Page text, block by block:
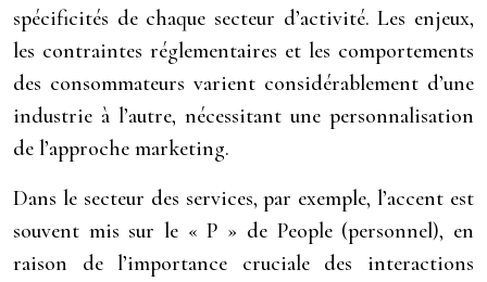
spécificités de chaque secteur d’activité. Les enjeux,
les contraintes réglementaires et les comportements
des consommateurs varient considérablement d’une
industrie à l’autre, nécessitant une personnalisation
de l’approche marketing.
Dans le secteur des services, par exemple, l’accent est
souvent mis sur le « P » de People (personnel), en
raison de l’importance cruciale des interactions